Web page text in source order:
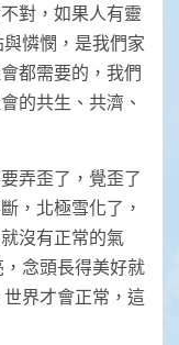
對，如果人有靈
憐憫，是我們家
都需要的，我們
的共生、共濟、
弄歪了，覺歪了
，北極雪化了，
沒有正常的氣
念頭長得美好就
界才會正常，這